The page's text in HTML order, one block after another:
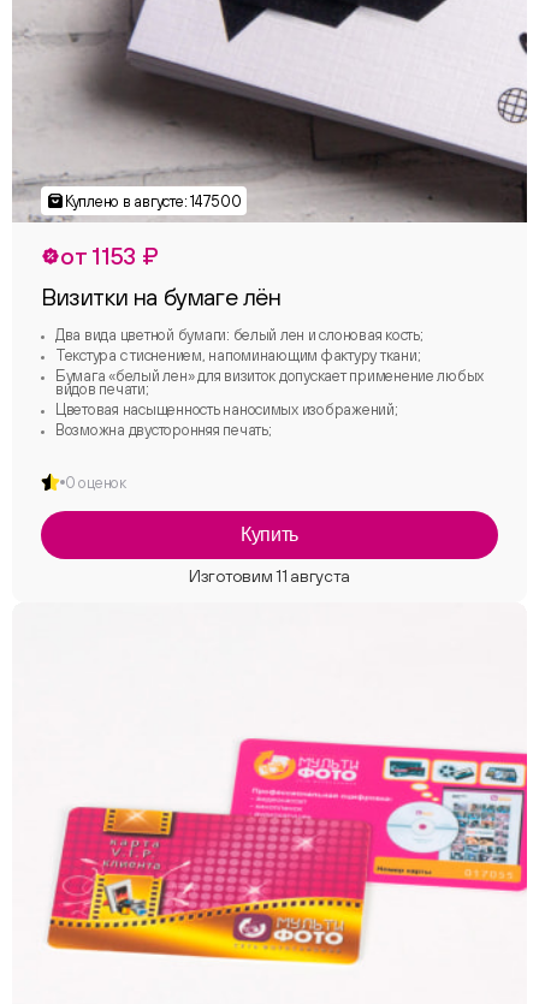
от 1153 ₽
Визитки на бумаге лён
Два вида цветной бумаги: белый лен и слоновая кость;
Текстура с тиснением, напоминающим фактуру ткани;
Бумага «белый лен» для визиток допускает применение любых
видов печати;
Цветовая насыщенность наносимых изображений;
Возможна двусторонняя печать;
0 оценок
Купить